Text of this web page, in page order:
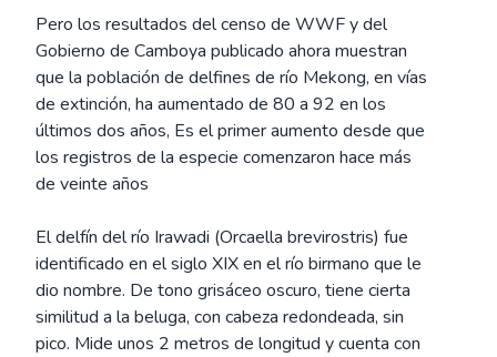
Pero los resultados del censo de WWF y del
Gobierno de Camboya publicado ahora muestran
que la población de delfines de río Mekong, en vías
de extinción, ha aumentado de 80 a 92 en los
últimos dos años, Es el primer aumento desde que
los registros de la especie comenzaron hace más
de veinte años
El delfín del río Irawadi (Orcaella brevirostris) fue
identificado en el siglo XIX en el río birmano que le
dio nombre. De tono grisáceo oscuro, tiene cierta
similitud a la beluga, con cabeza redondeada, sin
pico. Mide unos 2 metros de longitud y cuenta con